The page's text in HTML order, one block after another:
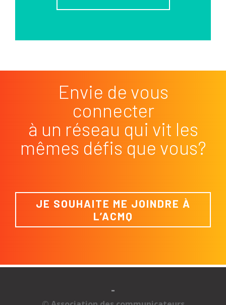
Envie de vous
connecter
à un réseau qui vit les
mêmes défis que vous?
JE SOUHAITE ME JOINDRE À
L’ACMQ
-